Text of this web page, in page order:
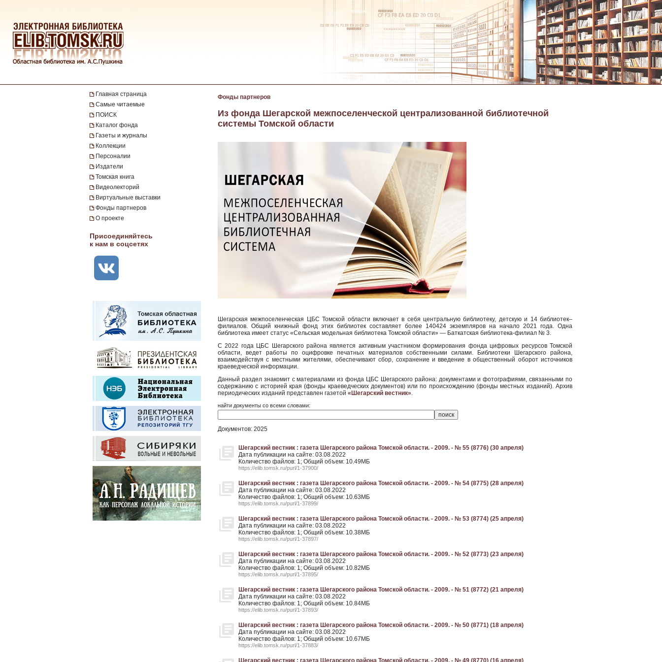
Главная страница
Самые читаемые
ПОИСК
Каталог фонда
Газеты и журналы
Коллекции
Персоналии
Издатели
Томская книга
Видеолекторий
Виртуальные выставки
Фонды партнеров
О проекте
Присоединяйтесь
к нам в соцсетях
Фонды партнеров
Из фонда Шегарской межпоселенческой централизованной библиотечной
системы Томской области
Шегарская межпоселенческая ЦБС Томской области включает в себя центральную библиотеку, детскую и 14 библиотек–
филиалов. Общий книжный фонд этих библиотек составляет более 140424 экземпляров на начало 2021 года. Одна
библиотека имеет статус «Сельская модельная библиотека Томской области» — Баткатская библиотека-филиал № 3.
С 2022 года ЦБС Шегарского района является активным участником формирования фонда цифровых ресурсов Томской
области, ведет работы по оцифровке печатных материалов собственными силами. Библиотеки Шегарского района,
взаимодействуя с местными жителями, обеспечивают сбор, сохранение и введение в общественный оборот источников
краеведческой информации.
Данный раздел знакомит с материалами из фонда ЦБС Шегарского района: документами и фотографиями, связанными по
содержанию с историей края (фонды краеведческих документов) или по происхождению (фонды местных изданий). Архив
периодических изданий представлен газетой «Шегарский вестник».
найти документы со всеми словами:
Документов: 2025
Шегарский вестник : газета Шегарского района Томской области. - 2009. - № 55 (8776) (30 апреля)
Дата публикации на сайте: 03.08.2022
Количество файлов: 1; Общий объем: 10.49МБ
https://elib.tomsk.ru/purl/1-37900/
Шегарский вестник : газета Шегарского района Томской области. - 2009. - № 54 (8775) (28 апреля)
Дата публикации на сайте: 03.08.2022
Количество файлов: 1; Общий объем: 10.63МБ
https://elib.tomsk.ru/purl/1-37899/
Шегарский вестник : газета Шегарского района Томской области. - 2009. - № 53 (8774) (25 апреля)
Дата публикации на сайте: 03.08.2022
Количество файлов: 1; Общий объем: 10.38МБ
https://elib.tomsk.ru/purl/1-37897/
Шегарский вестник : газета Шегарского района Томской области. - 2009. - № 52 (8773) (23 апреля)
Дата публикации на сайте: 03.08.2022
Количество файлов: 1; Общий объем: 10.82МБ
https://elib.tomsk.ru/purl/1-37895/
Шегарский вестник : газета Шегарского района Томской области. - 2009. - № 51 (8772) (21 апреля)
Дата публикации на сайте: 03.08.2022
Количество файлов: 1; Общий объем: 10.84МБ
https://elib.tomsk.ru/purl/1-37893/
Шегарский вестник : газета Шегарского района Томской области. - 2009. - № 50 (8771) (18 апреля)
Дата публикации на сайте: 03.08.2022
Количество файлов: 1; Общий объем: 10.67МБ
https://elib.tomsk.ru/purl/1-37883/
Шегарский вестник : газета Шегарского района Томской области. - 2009. - № 49 (8770) (16 апреля)